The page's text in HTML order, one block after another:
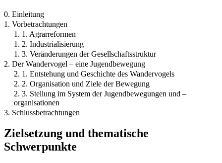
0. Einleitung
1. Vorbetrachtungen
1. 1. Agrarreformen
1. 2. Industrialisierung
1. 3. Veränderungen der Gesellschaftsstruktur
2. Der Wandervogel – eine Jugendbewegung
2. 1. Entstehung und Geschichte des Wandervogels
2. 2. Organisation und Ziele der Bewegung
2. 3. Stellung im System der Jugendbewegungen und –
organisationen
3. Schlussbetrachtungen
Zielsetzung und thematische
Schwerpunkte